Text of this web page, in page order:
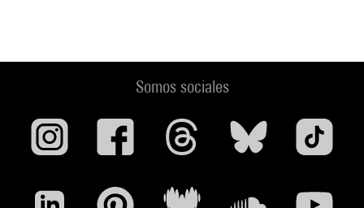
Somos sociales